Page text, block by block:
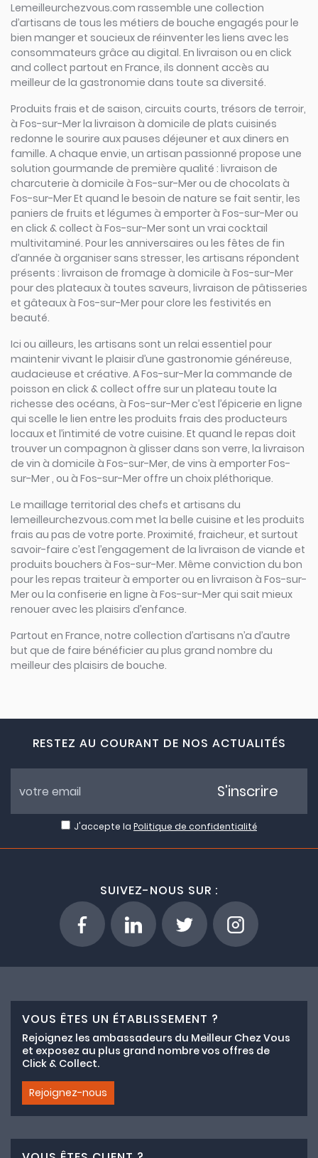
Lemeilleurchezvous.com rassemble une collection
d’artisans de tous les métiers de bouche engagés pour le
bien manger et soucieux de réinventer les liens avec les
consommateurs grâce au digital. En livraison ou en click
and collect partout en France, ils donnent accès au
meilleur de la gastronomie dans toute sa diversité.
Produits frais et de saison, circuits courts, trésors de terroir,
à Fos-sur-Mer la livraison à domicile de plats cuisinés
redonne le sourire aux pauses déjeuner et aux diners en
famille. A chaque envie, un artisan passionné propose une
solution gourmande de première qualité : livraison de
charcuterie à domicile à Fos-sur-Mer ou de chocolats à
Fos-sur-Mer Et quand le besoin de nature se fait sentir, les
paniers de fruits et légumes à emporter à Fos-sur-Mer ou
en click & collect à Fos-sur-Mer sont un vrai cocktail
multivitaminé. Pour les anniversaires ou les fêtes de fin
d’année à organiser sans stresser, les artisans répondent
présents : livraison de fromage à domicile à Fos-sur-Mer
pour des plateaux à toutes saveurs, livraison de pâtisseries
et gâteaux à Fos-sur-Mer pour clore les festivités en
beauté.
Ici ou ailleurs, les artisans sont un relai essentiel pour
maintenir vivant le plaisir d’une gastronomie généreuse,
audacieuse et créative. A Fos-sur-Mer la commande de
poisson en click & collect offre sur un plateau toute la
richesse des océans, à Fos-sur-Mer c’est l’épicerie en ligne
qui scelle le lien entre les produits frais des producteurs
locaux et l’intimité de votre cuisine. Et quand le repas doit
trouver un compagnon à glisser dans son verre, la livraison
de vin à domicile à Fos-sur-Mer, de vins à emporter Fos-
sur-Mer , ou à Fos-sur-Mer offre un choix pléthorique.
Le maillage territorial des chefs et artisans du
lemeilleurchezvous.com met la belle cuisine et les produits
frais au pas de votre porte. Proximité, fraicheur, et surtout
savoir-faire c’est l’engagement de la livraison de viande et
produits bouchers à Fos-sur-Mer. Même conviction du bon
pour les repas traiteur à emporter ou en livraison à Fos-sur-
Mer ou la confiserie en ligne à Fos-sur-Mer qui sait mieux
renouer avec les plaisirs d’enfance.
Partout en France, notre collection d’artisans n’a d’autre
but que de faire bénéficier au plus grand nombre du
meilleur des plaisirs de bouche.
RESTEZ AU COURANT DE NOS ACTUALITÉS
J'accepte la Politique de confidentialité
S'inscrire
SUIVEZ-NOUS SUR :
VOUS ÊTES UN ÉTABLISSEMENT ?
Rejoignez les ambassadeurs du Meilleur Chez Vous
et exposez au plus grand nombre vos offres de
Click & Collect.
Rejoignez-nous